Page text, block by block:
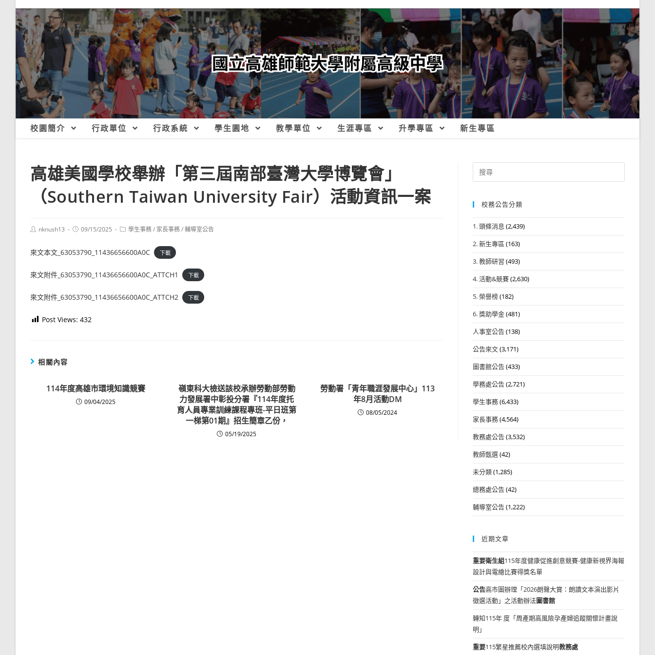
校園簡介 行政單位 行政系統 學生園地 教學單位 生涯專區 升學專區 新生專區
高雄美國學校舉辦「第三屆南部臺灣大學博覽會」
（Southern Taiwan University Fair）活動資訊一案
Postnknush13
Post09/15/2025
Post學生事務/ 家長事務/輔導室公告
來文本文_63053790_11436656600A0C 下載
來文附件_63053790_11436656600A0C_ATTCH1 下載
來文附件_63053790_11436656600A0C_ATTCH2 下載
Post Views: 432
相關內容
114年度高雄市環境知識競賽
09/04/2025
嶺東科大檢送該校承辦勞動部勞動
力發展署中彰投分署『114年度托
育人員專業訓練課程專班-平日班第
一梯第01期』招生簡章乙份，
05/19/2025
勞動署「青年職涯發展中心」113
年8月活動DM
08/05/2024
Search
for:
校務公告分類
1. 頭條消息 (2,439)
2. 新生專區 (163)
3. 教師研習 (493)
4. 活動&競賽(2,630)
5. 榮譽榜(182)
6. 獎助學金(481)
人事室公告(138)
公告來文(3,171)
圖書館公告(433)
學務處公告(2,721)
學生事務(6,433)
家長事務(4,564)
教務處公告(3,532)
教師甄選(42)
未分類(1,285)
總務處公告(42)
輔導室公告(1,222)
近期文章
重要衛生組115年度健康促進創意競賽-健康新視界海報
設計與電繪比賽得獎名單
公告高市圖辦理「2026朗聲大賞：朗讀文本演出影片
徵選活動」之活動辦法圖書館
轉知115年 度「周產期高風險孕產婦追蹤關懷計畫說
明」
重要115繁星推薦校內選填說明教務處